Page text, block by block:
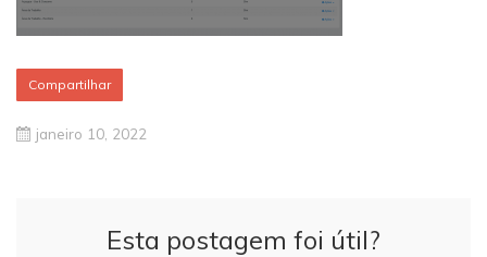
Compartilhar
janeiro 10, 2022
Esta postagem foi útil?